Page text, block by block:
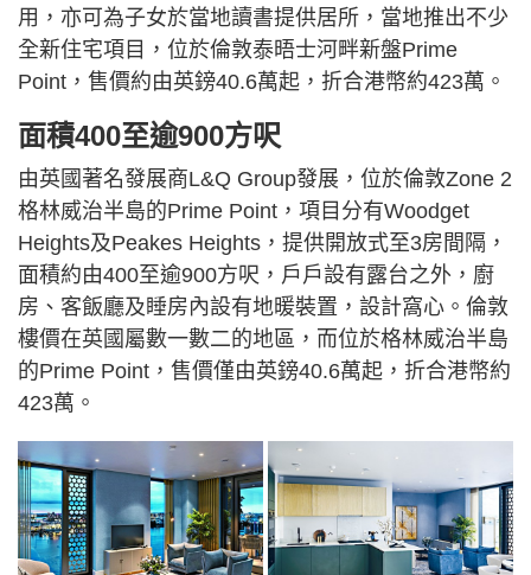
用，亦可為子女於當地讀書提供居所，當地推出不少
全新住宅項目，位於倫敦泰晤士河畔新盤Prime
Point，售價約由英鎊40.6萬起，折合港幣約423萬。
面積400至逾900方呎
由英國著名發展商L&Q Group發展，位於倫敦Zone 2
格林威治半島的Prime Point，項目分有Woodget
Heights及Peakes Heights，提供開放式至3房間隔，
面積約由400至逾900方呎，戶戶設有露台之外，廚
房、客飯廳及睡房內設有地暖裝置，設計窩心。倫敦
樓價在英國屬數一數二的地區，而位於格林威治半島
的Prime Point，售價僅由英鎊40.6萬起，折合港幣約
423萬。